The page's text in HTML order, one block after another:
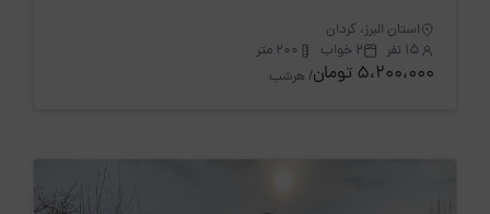
استان البرز، کردان
15 نفر
2 خواب 200 متر
5،200،000 تومان / هرشب